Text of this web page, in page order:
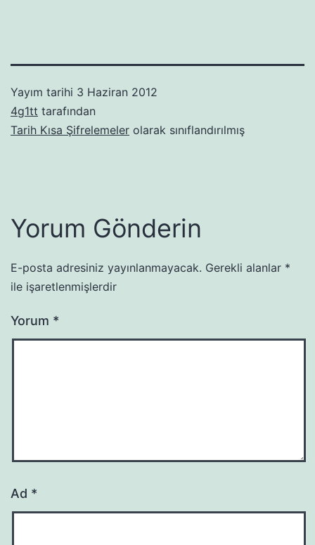
Yayım tarihi 3 Haziran 2012
4g1tt tarafından
Tarih Kısa Şifrelemeler olarak sınıflandırılmış
Yorum Gönderin
E-posta adresiniz yayınlanmayacak. Gerekli alanlar *
ile işaretlenmişlerdir
Yorum *
Ad *